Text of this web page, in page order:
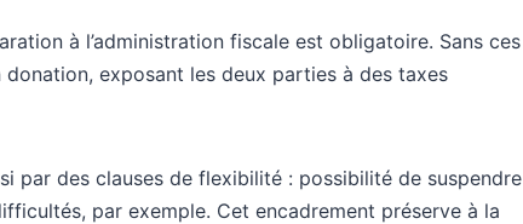
à l’administration fiscale est obligatoire. Sans ces
exposant les deux parties à des taxes
par des clauses de flexibilité : possibilité de suspendre
par exemple. Cet encadrement préserve à la